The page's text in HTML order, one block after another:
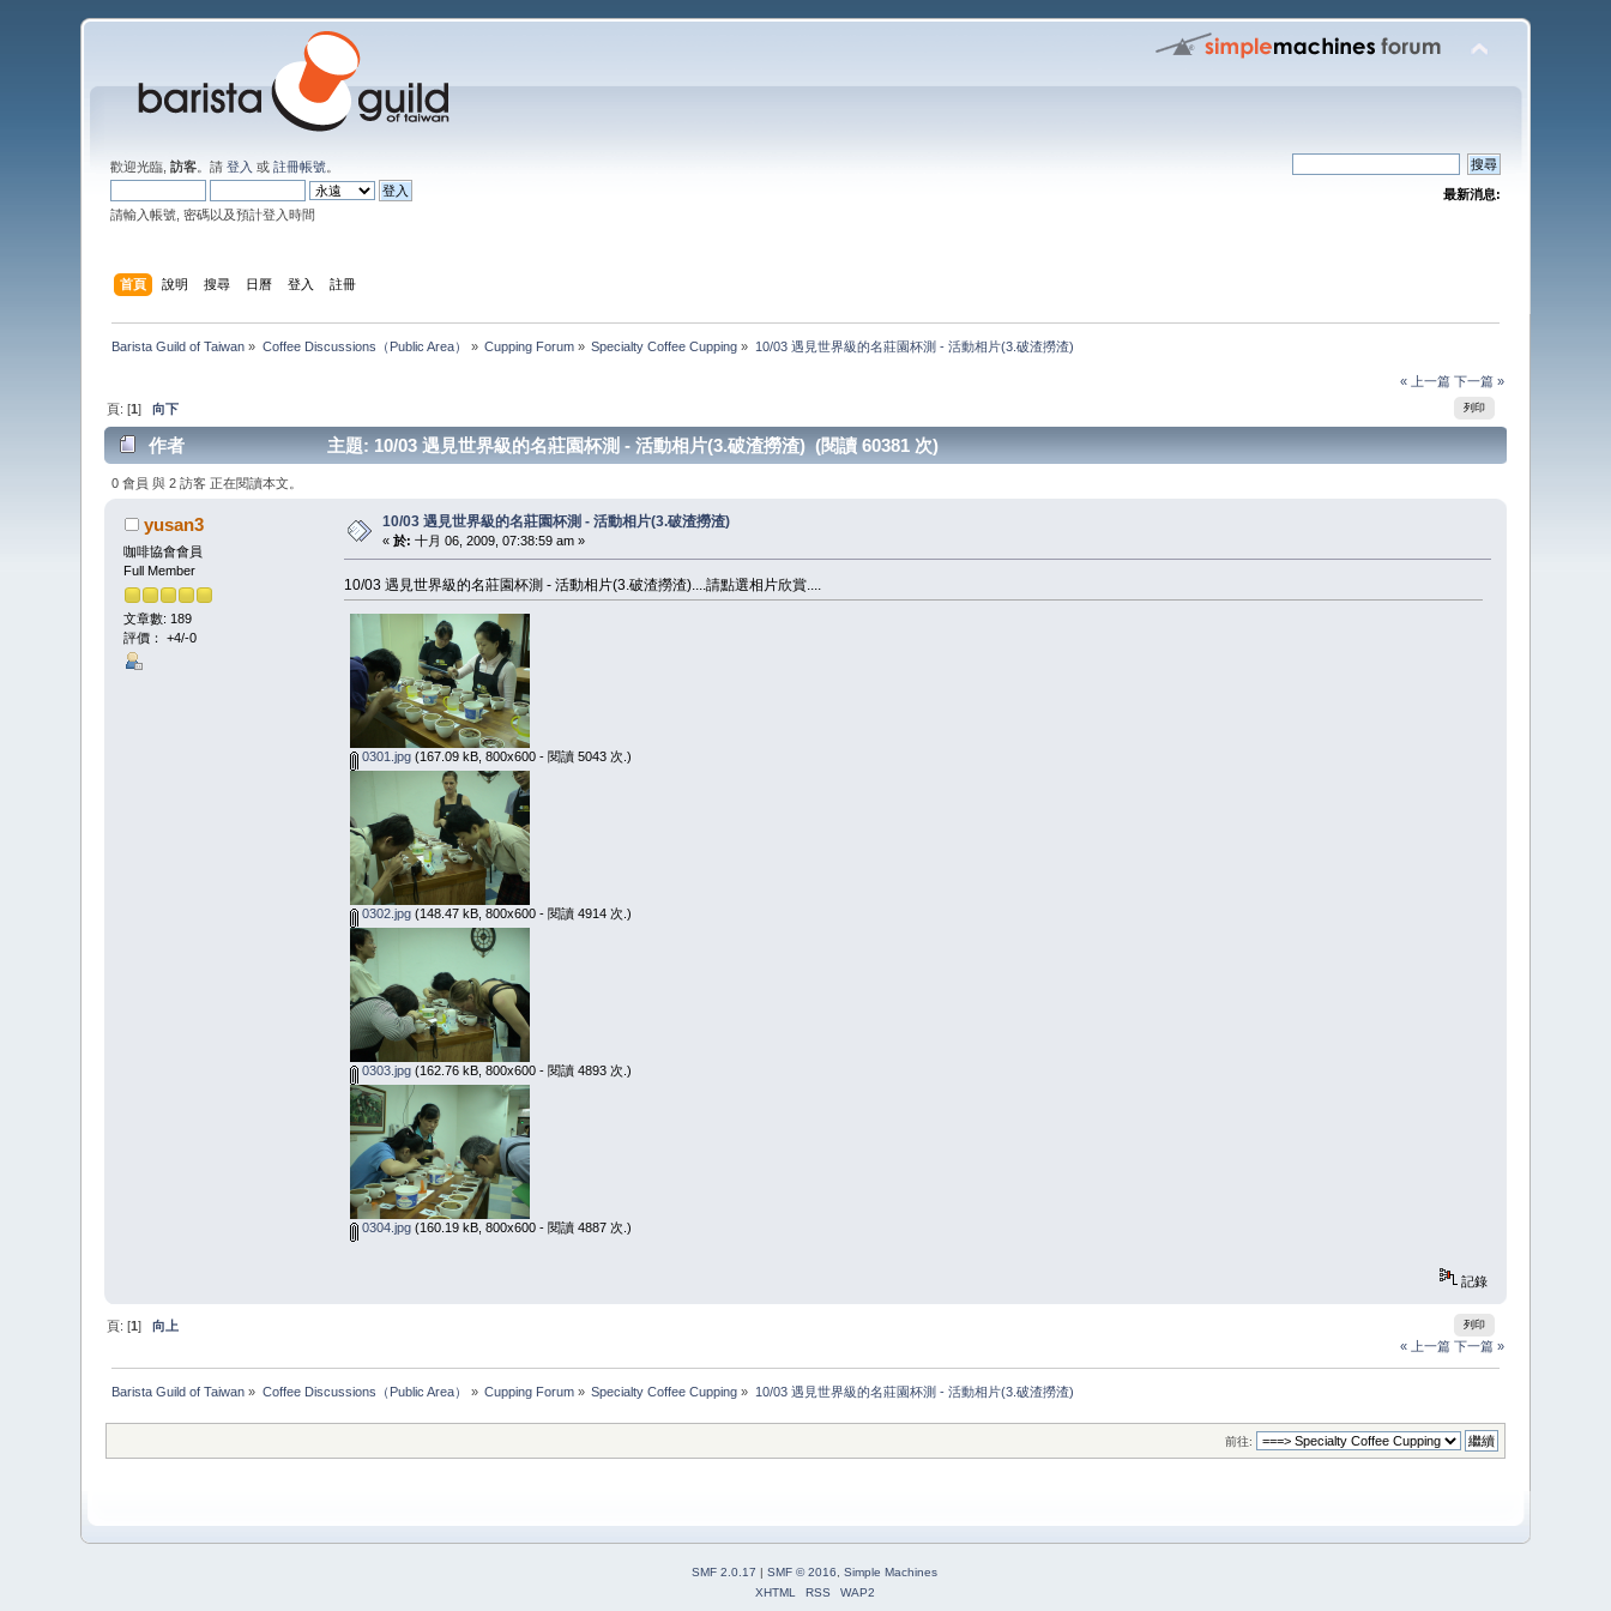
歡迎光臨,訪客 。請登入 或註冊帳號
請輸入帳號, 密碼以及預計登入時間
最新消息:
首頁 說明 搜尋 日曆 登入 註冊
Barista Guild of Taiwan » Coffee Discussions（Public Area） » Cupping Forum » Specialty Coffee Cupping » 10/03 遇見世界級的名莊園杯測 - 活動相片(3.破渣撈渣)
« 上一篇 下一篇 »
列印
頁: [1]向下
作者 主題: 10/03 遇見世界級的名莊園杯測 - 活動相片(3.破渣撈渣) (閱讀 60381 次)
0 會員 與 2 訪客 正在閱讀本文。
yusan3
咖啡協會會員
Full Member
文章數: 189
評價： +4/-0
10/03 遇見世界級的名莊園杯測 - 活動相片(3.破渣撈渣)
«於: 十月 06, 2009, 07:38:59 am »
10/03 遇見世界級的名莊園杯測 - 活動相片(3.破渣撈渣)....請點選相片欣賞....
0301.jpg (167.09 kB, 800x600 - 閱讀 5043 次.)
0302.jpg (148.47 kB, 800x600 - 閱讀 4914 次.)
0303.jpg (162.76 kB, 800x600 - 閱讀 4893 次.)
0304.jpg (160.19 kB, 800x600 - 閱讀 4887 次.)
記錄
列印
頁: [1]向上
« 上一篇 下一篇 »
Barista Guild of Taiwan » Coffee Discussions（Public Area） » Cupping Forum » Specialty Coffee Cupping » 10/03 遇見世界級的名莊園杯測 - 活動相片(3.破渣撈渣)
前往:
SMF 2.0.17 | SMF © 2016
Simple Machines
XHTML
RSS WAP2